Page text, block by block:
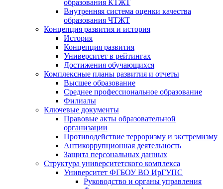
образования КТЖТ
Внутренняя система оценки качества
образования ЧТЖТ
Концепция развития и история
История
Концепция развития
Университет в рейтингах
Достижения обучающихся
Комплексные планы развития и отчеты
Высшее образование
Среднее профессиональное образование
Филиалы
Ключевые документы
Правовые акты образовательной
организации
Противодействие терроризму и экстремизму
Антикоррупционная деятельность
Защита персональных данных
Структура университетского комплекса
Университет ФГБОУ ВО ИрГУПС
Руководство и органы управления